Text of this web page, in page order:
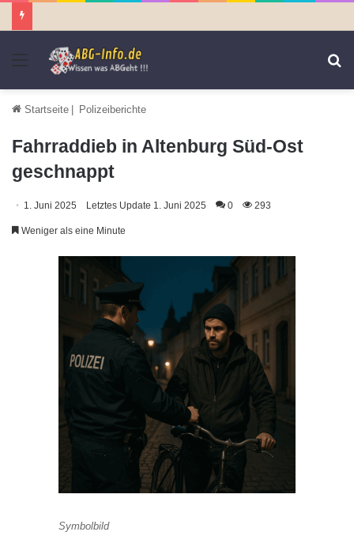
Menü
Startseite | Polizeiberichte
Fahrraddieb in Altenburg Süd-Ost
geschnappt
1. Juni 2025 Letztes Update 1. Juni 2025 0 293
Weniger als eine Minute
Symbolbild